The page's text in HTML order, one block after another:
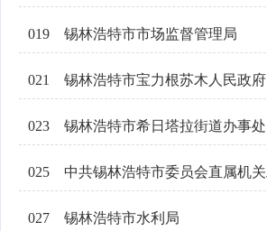
019 锡林浩特市市场监督管理局
021 锡林浩特市宝力根苏木人民政府
023 锡林浩特市希日塔拉街道办事处
025 中共锡林浩特市委员会直属机
027 锡林浩特市水利局